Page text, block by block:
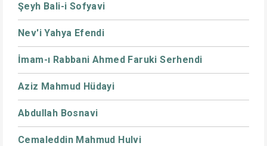
Şeyh Bali-i Sofyavi
Nev'i Yahya Efendi
İmam-ı Rabbani Ahmed Faruki Serhendi
Aziz Mahmud Hüdayi
Abdullah Bosnavi
Cemaleddin Mahmud Hulvi